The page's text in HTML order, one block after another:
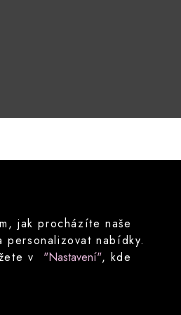
jak procházíte naše
personalizovat nabídky.
v "Nastavení", kde